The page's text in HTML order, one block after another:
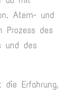
Atem- und
Prozess des
und des
Erfahrung,